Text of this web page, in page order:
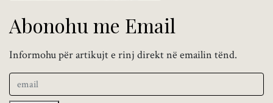
Abonohu me Email
Informohu për artikujt e rinj direkt në emailin tënd.